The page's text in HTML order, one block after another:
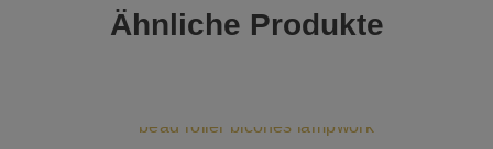
Ähnliche Produkte